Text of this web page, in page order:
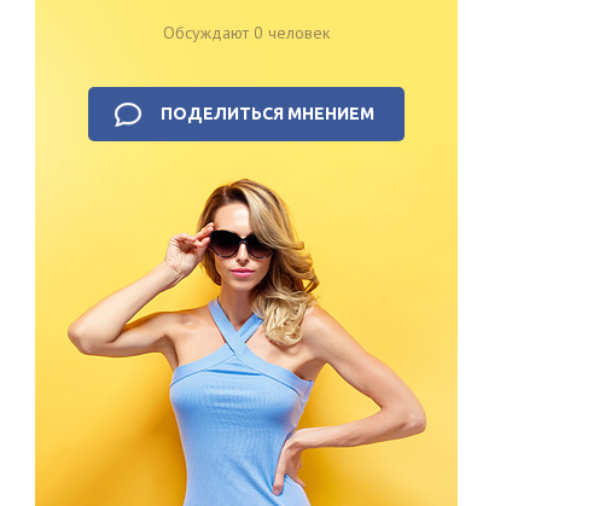
Обсуждают 0 человек
ПОДЕЛИТЬСЯ МНЕНИЕМ